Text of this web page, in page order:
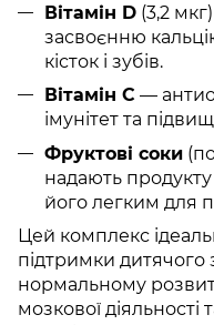
Вітамін D (3,2
засвоєнню
кісток і зубів.
Вітамін С —
імунітет та
Фруктові соки
надають
його легким для
Цей комплекс
підтримки дитячого
нормальному
мозкової